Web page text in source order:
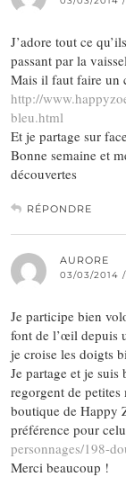
J’adore tout ce
passant par la
Mais il faut faire un
http://
bleu.html
Et je partage sur
Bonne semaine et
découvertes
RÉPONDRE
AURORE
03/03/2014
Je participe bien
font de l’œil depuis
je croise les doigts
Je partage et je
regorgent de
boutique de Happy
préférence pour
personnages/198-
Merci beaucoup !